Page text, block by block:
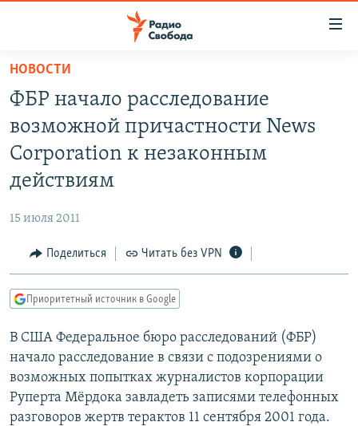
упрощенного
доступа
основному
содержанию
навигации
Вернутся
АВТОРСКИЕ ПРОЕКТЫ
ЦИТАТЫ СВОБОДЫ
IDEL.РЕАЛИИ
КАВКАЗ.РЕАЛИИ
СИБИРЬ.РЕАЛИИ
РАСПИСАНИЕ ВЕЩАНИЯ
ПОДПИШИТЕСЬ НА РАССЫЛКУ
НОВОСТИ
ФБР начало расследование
возможной причастности News
Corporation к незаконным
действиям
15 июля 2011
Поделиться Читать без VPN
Приоритетный источник в Google
В США Федеральное бюро расследований (ФБР)
начало расследование в связи с подозрениями о
возможных попытках журналистов корпорации
Руперта Мёрдока завладеть записями телефонных
разговоров жертв терактов 11 сентября 2001 года.